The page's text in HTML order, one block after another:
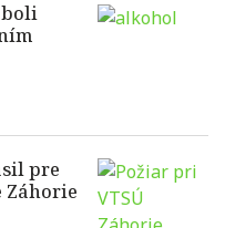
boli
pre
Záhorie